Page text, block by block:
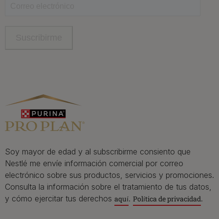
las mascotas se juntan, la vida es mucho mejor.
Por eso, queremos acompañaros y estar a vuestro lado
en cada etapa de su vida.​
Soy mayor de edad y al subscribirme consiento que
Nestlé me envíe información comercial por correo
electrónico sobre sus productos, servicios y promociones.
Consulta la información sobre el tratamiento de tus datos,
y cómo ejercitar tus derechos aquí. Política de privacidad.